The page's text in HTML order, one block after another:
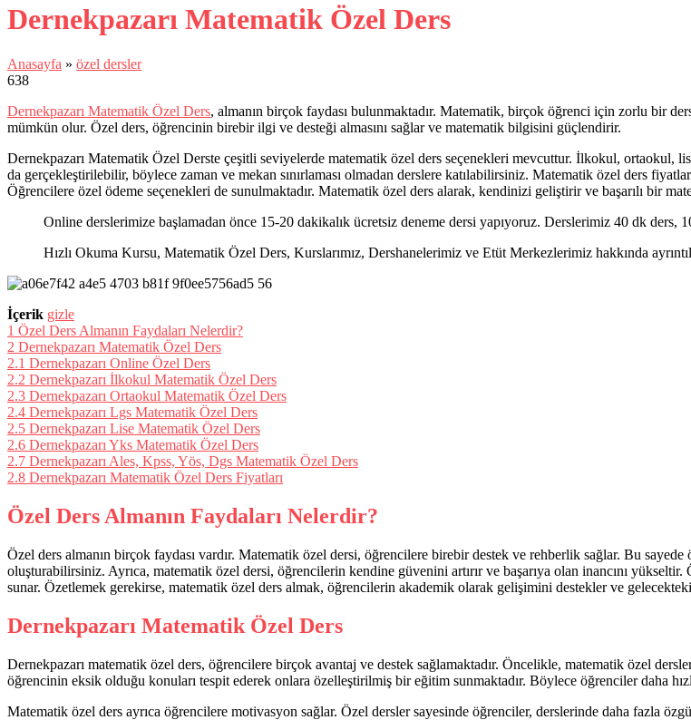
Dernekpazarı Matematik Özel Ders
Anasayfa » özel dersler
638
Dernekpazarı Matematik Özel Ders, almanın birçok faydası bulunmaktadır. Matematik, birçok öğrenci için zorlu bir
mümkün olur. Özel ders, öğrencinin birebir ilgi ve desteği almasını sağlar ve matematik bilgisini güçlendirir.
Dernekpazarı Matematik Özel Derste çeşitli seviyelerde matematik özel ders seçenekleri mevcuttur. İlkokul, ortaokul,
da gerçekleştirilebilir, böylece zaman ve mekan sınırlaması olmadan derslere katılabilirsiniz. Matematik özel ders
Öğrencilere özel ödeme seçenekleri de sunulmaktadır. Matematik özel ders alarak, kendinizi geliştirir ve başarılı bir
Online derslerimize başlamadan önce 15-20 dakikalık ücretsiz deneme dersi yapıyoruz. Derslerimiz 40 dk ders,
Hızlı Okuma Kursu, Matematik Özel Ders, Kurslarımız, Dershanelerimiz ve Etüt Merkezlerimiz hakkında
İçerik gizle
1 Özel Ders Almanın Faydaları Nelerdir?
2 Dernekpazarı Matematik Özel Ders
2.1 Dernekpazarı Online Özel Ders
2.2 Dernekpazarı İlkokul Matematik Özel Ders
2.3 Dernekpazarı Ortaokul Matematik Özel Ders
2.4 Dernekpazarı Lgs Matematik Özel Ders
2.5 Dernekpazarı Lise Matematik Özel Ders
2.6 Dernekpazarı Yks Matematik Özel Ders
2.7 Dernekpazarı Ales, Kpss, Yös, Dgs Matematik Özel Ders
2.8 Dernekpazarı Matematik Özel Ders Fiyatları
Özel Ders Almanın Faydaları Nelerdir?
Özel ders almanın birçok faydası vardır. Matematik özel dersi, öğrencilere birebir destek ve rehberlik sağlar. Bu
oluşturabilirsiniz. Ayrıca, matematik özel dersi, öğrencilerin kendine güvenini artırır ve başarıya olan inancını
sunar. Özetlemek gerekirse, matematik özel ders almak, öğrencilerin akademik olarak gelişimini destekler ve gelecekteki
Dernekpazarı Matematik Özel Ders
Dernekpazarı matematik özel ders, öğrencilere birçok avantaj ve destek sağlamaktadır. Öncelikle, matematik özel
öğrencinin eksik olduğu konuları tespit ederek onlara özelleştirilmiş bir eğitim sunmaktadır. Böylece öğrenciler daha
Matematik özel ders ayrıca öğrencilere motivasyon sağlar. Özel dersler sayesinde öğrenciler, derslerinde daha fazla